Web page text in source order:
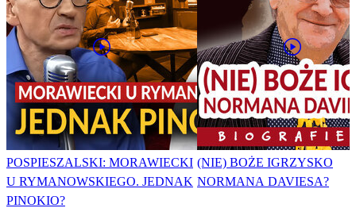
POSPIESZALSKI: MORAWIECKI
U RYMANOWSKIEGO. JEDNAK
PINOKIO?
(NIE) BOŻE IGRZYSKO
NORMANA DAVIESA?